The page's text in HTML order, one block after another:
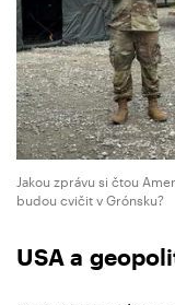
Jakou zprávu si čtou
budou cvičit v Grónsku?
USA a